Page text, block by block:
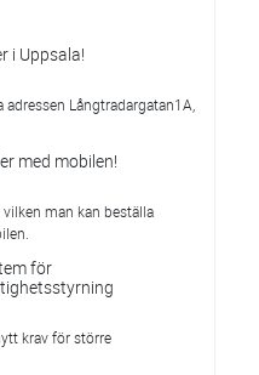
i Uppsala!
Långtradargatan1A,
med mobilen!
man kan beställa
för
krav för större